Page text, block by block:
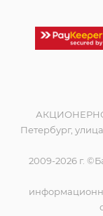
Петербург,
2009-2026 г.